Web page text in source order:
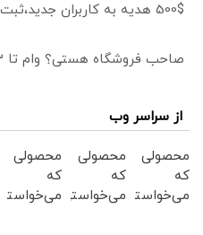
500$ هدیه به کاربران جدید،ثبت نام کن
صاحب فروشگاه هستی؟ وام تا ۳ میلیارد تومان بگیر
از سراسر وب
محصولی
که
می‌خواستی
محصولی
که
می‌خواستی
محصولی
که
می‌خواستی